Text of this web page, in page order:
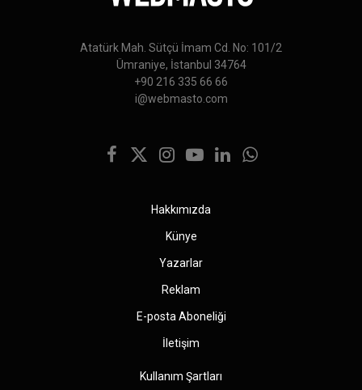
Atatürk Mah. Sütçü İmam Cd. No: 101/2
Ümraniye, İstanbul 34764
+90 216 335 66 66
i@webmasto.com
Facebook
X
Instagram
YouTubeLinkedInWhatsApp
Hakkımızda
Künye
Yazarlar
Reklam
E-posta Aboneliği
İletişim
Kullanım Şartları